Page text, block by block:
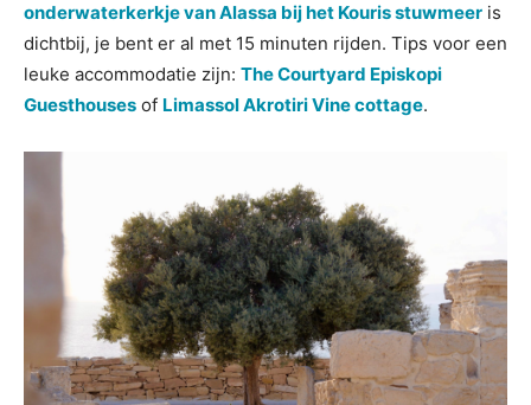
onderwaterkerkje van Alassa bij het Kouris stuwmeer is
dichtbij, je bent er al met 15 minuten rijden. Tips voor een
leuke accommodatie zijn: The Courtyard Episkopi
Guesthouses of Limassol Akrotiri Vine cottage.